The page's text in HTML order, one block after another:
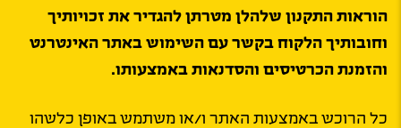
הוראות התקנון שלהלן מטרתן להגדיר את זכויותיך
וחובותיך הלקוח בקשר עם השימוש באתר האינטרנט
והזמנת הכרטיסים והסדנאות באמצעותו.
כל הרוכש באמצעות האתר ו/או משתמש באופן כלשהו